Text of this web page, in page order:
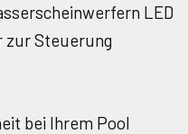
LED
zur Steuerung
bei Ihrem Pool